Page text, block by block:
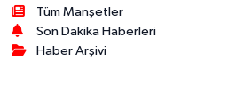
Tüm Manşetler
Son Dakika Haberleri
Haber Arşivi